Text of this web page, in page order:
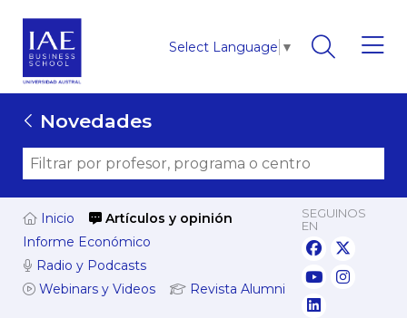
Select Language ▼
Novedades
Inicio
Artículos y opinión
Informe Económico
Radio y Podcasts
Webinars y Videos
Revista Alumni
SEGUINOS
EN